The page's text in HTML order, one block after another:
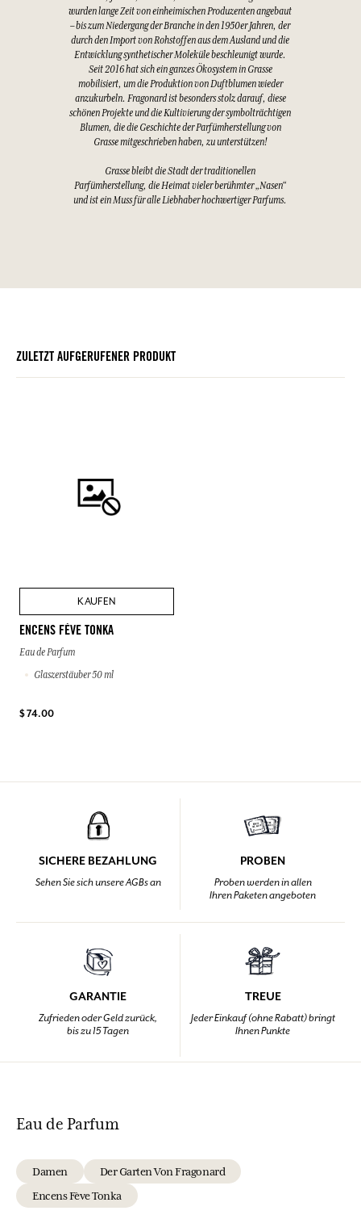
wurden lange Zeit von einheimischen Produzenten angebaut
– bis zum Niedergang der Branche in den 1950er Jahren, der
durch den Import von Rohstoffen aus dem Ausland und die
Entwicklung synthetischer Moleküle beschleunigt wurde.
Seit 2016 hat sich ein ganzes Ökosystem in Grasse
mobilisiert, um die Produktion von Duftblumen wieder
anzukurbeln. Fragonard ist besonders stolz darauf, diese
schönen Projekte und die Kultivierung der symbolträchtigen
Blumen, die die Geschichte der Parfümherstellung von
Grasse mitgeschrieben haben, zu unterstützen!
Grasse bleibt die Stadt der traditionellen
Parfümherstellung, die Heimat vieler berühmter „Nasen“
und ist ein Muss für alle Liebhaber hochwertiger Parfums.
ZULETZT AUFGERUFENER PRODUKT
KAUFEN
ENCENS FÈVE TONKA
Eau de Parfum
Glaszerstäuber 50 ml
$ 74.00
SICHERE BEZAHLUNG
Sehen Sie sich unsere AGBs an
PROBEN
Proben werden in allen
Ihren Paketen angeboten
GARANTIE
Zufrieden oder Geld zurück,
bis zu 15 Tagen
TREUE
Jeder Einkauf (ohne Rabatt) bringt
Ihnen Punkte
Eau de Parfum
Damen
Der Garten Von Fragonard
Encens Fève Tonka